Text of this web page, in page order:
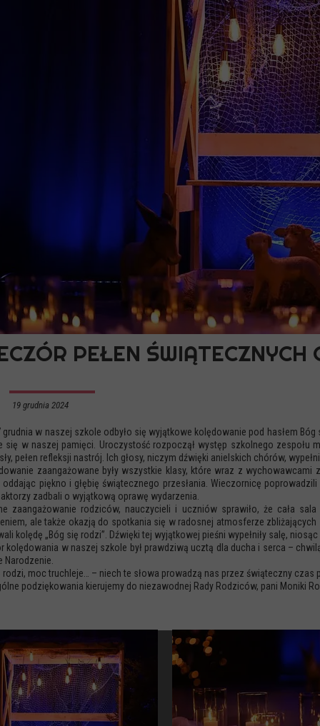
grudnia w naszej szkole odbyło się wyjątkowe kolędowanie pod hasłem
się w naszej pamięci. Uroczystość rozpoczął występ szkolnego zespołu
pełen refleksji nastrój. Ich głosy, niczym dźwięki anielskich chórów,
zaangażowane były wszystkie klasy, które wraz z
oddając piękno i głębię świątecznego przesłania. Wieczornicę
zadbali o wyjątkową oprawę wydarzenia.
zaangażowanie rodziców, nauczycieli i uczniów sprawiło, że cała
ale także okazją do spotkania się w radosnej atmosferze
kolędę „Bóg się rodzi”. Dźwięki tej wyjątkowej pieśni wypełniły salę,
kolędowania w naszej szkole był prawdziwą ucztą dla ducha i serca –
Narodzenie.
rodzi, moc truchleje… – niech te słowa prowadzą nas przez świąteczny czas
podziękowania kierujemy do niezawodnej Rady Rodziców, pani Moniki
19 grudnia 2024
PEŁEN ŚWIĄTECZNYCH